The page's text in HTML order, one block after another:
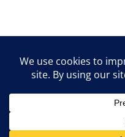
Lifestyle
© 2026 vipcast.hu